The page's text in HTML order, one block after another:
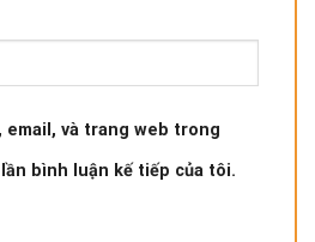
email, và trang web trong
bình luận kế tiếp của tôi.